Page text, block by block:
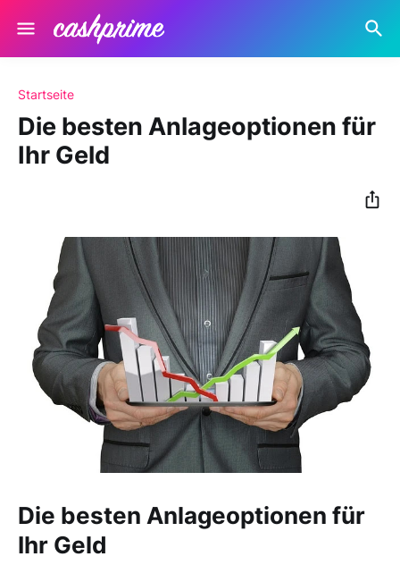
Startseite
Die besten Anlageoptionen für
Ihr Geld
Die besten Anlageoptionen für
Ihr Geld